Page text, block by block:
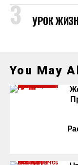
УРОК
You May